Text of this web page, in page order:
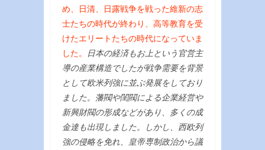
め、日清、日露戦争を戦った維新の志
士たちの時代が終わり、高等教育を受
けたエリートたちの時代になっていま
した。
日本の経済もお上という官営主
導の産業構造でしたが戦争需要を背景
として欧米列強に並ぶ発展をしており
ました。藩閥や閨閥による企業経営や
新興財閥の形成などがあり、多くの成
金達も出現しました。しかし、西欧列
強の侵略を免れ、皇帝専制政治から議